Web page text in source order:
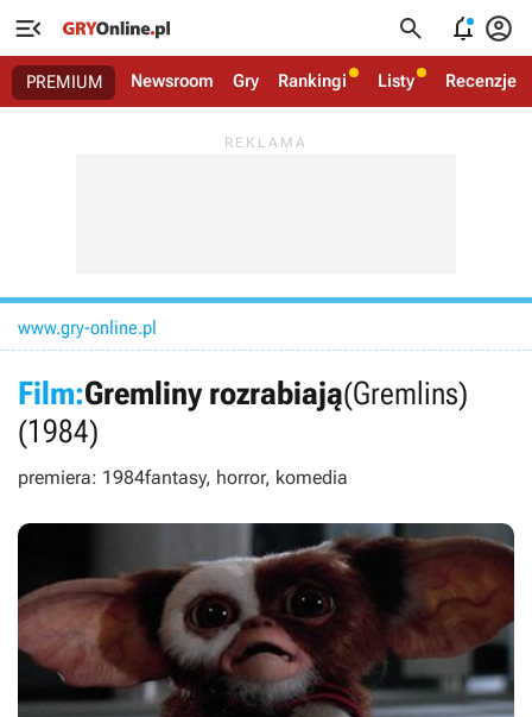
   
PREMIUM Newsroom Gry Rankingi Listy Recenzje
www.gry-online.pl
Film:Gremliny rozrabiają(Gremlins)
(1984)
premiera: 1984fantasy, horror, komedia